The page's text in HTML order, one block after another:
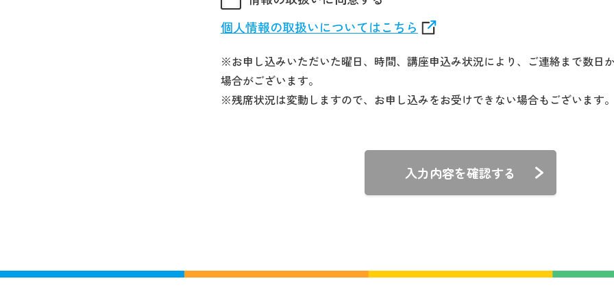
個人情報の取扱いについてはこちら
※お申し込みいただいた曜日、時間、講座申込み状況により、ご連絡まで数日
場合がございます。
※残席状況は変動しますので、お申し込みをお受けできない場合もございます。
入力内容を確認する